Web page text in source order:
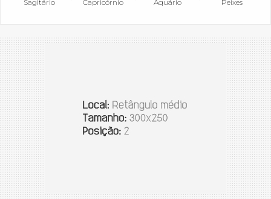
Sagitário Capricórnio Aquário Peixes